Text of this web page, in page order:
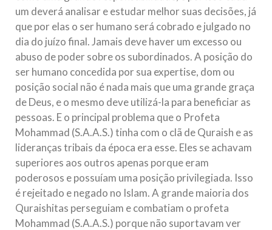
um deverá analisar e estudar melhor suas decisões, já
que por elas o ser humano será cobrado e julgado no
dia do juízo final. Jamais deve haver um excesso ou
abuso de poder sobre os subordinados. A posição do
ser humano concedida por sua expertise, dom ou
posição social não é nada mais que uma grande graça
de Deus, e o mesmo deve utilizá-la para beneficiar as
pessoas. E o principal problema que o Profeta
Mohammad (S.A.A.S.) tinha com o clã de Quraish e as
lideranças tribais da época era esse. Eles se achavam
superiores aos outros apenas porque eram
poderosos e possuíam uma posição privilegiada. Isso
é rejeitado e negado no Islam. A grande maioria dos
Quraishitas perseguiam e combatiam o profeta
Mohammad (S.A.A.S.) porque não suportavam ver